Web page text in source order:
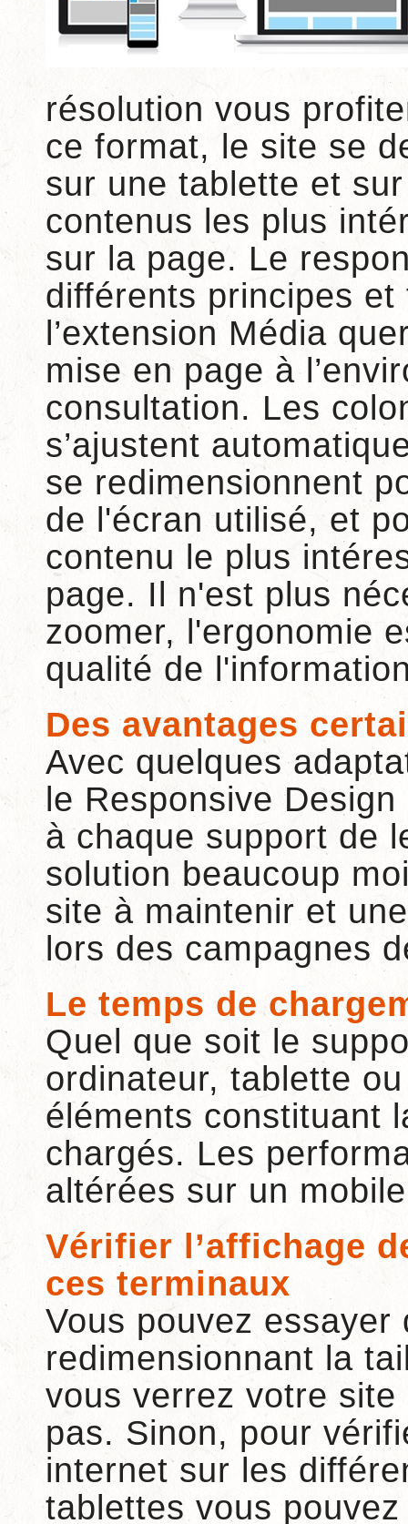
résolution vous
ce format, le site se
sur une tablette et
contenus les plus
sur la page. Le
différents principes
l’extension Média
mise en page à
consultation. Les
s’ajustent
se redimensionnent
de l'écran utilisé, et
contenu le plus
page. Il n'est plus
zoomer, l'ergonomie
qualité de
Des avantages
Avec quelques
le Responsive
à chaque support de
solution beaucoup
site à maintenir et
lors des campagnes
Le temps de
Quel que soit le
ordinateur, tablette
éléments constituant
chargés. Les
altérées sur un
Vérifier l’affichage
ces terminaux
Vous pouvez
redimensionnant la
vous verrez votre
pas. Sinon, pour
internet sur les
tablettes vous